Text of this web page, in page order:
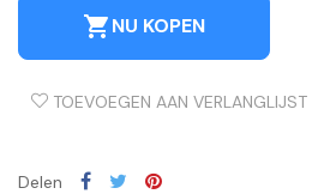
shopping_cartNU KOPEN
TOEVOEGEN AAN VERLANGLIJST
Delen